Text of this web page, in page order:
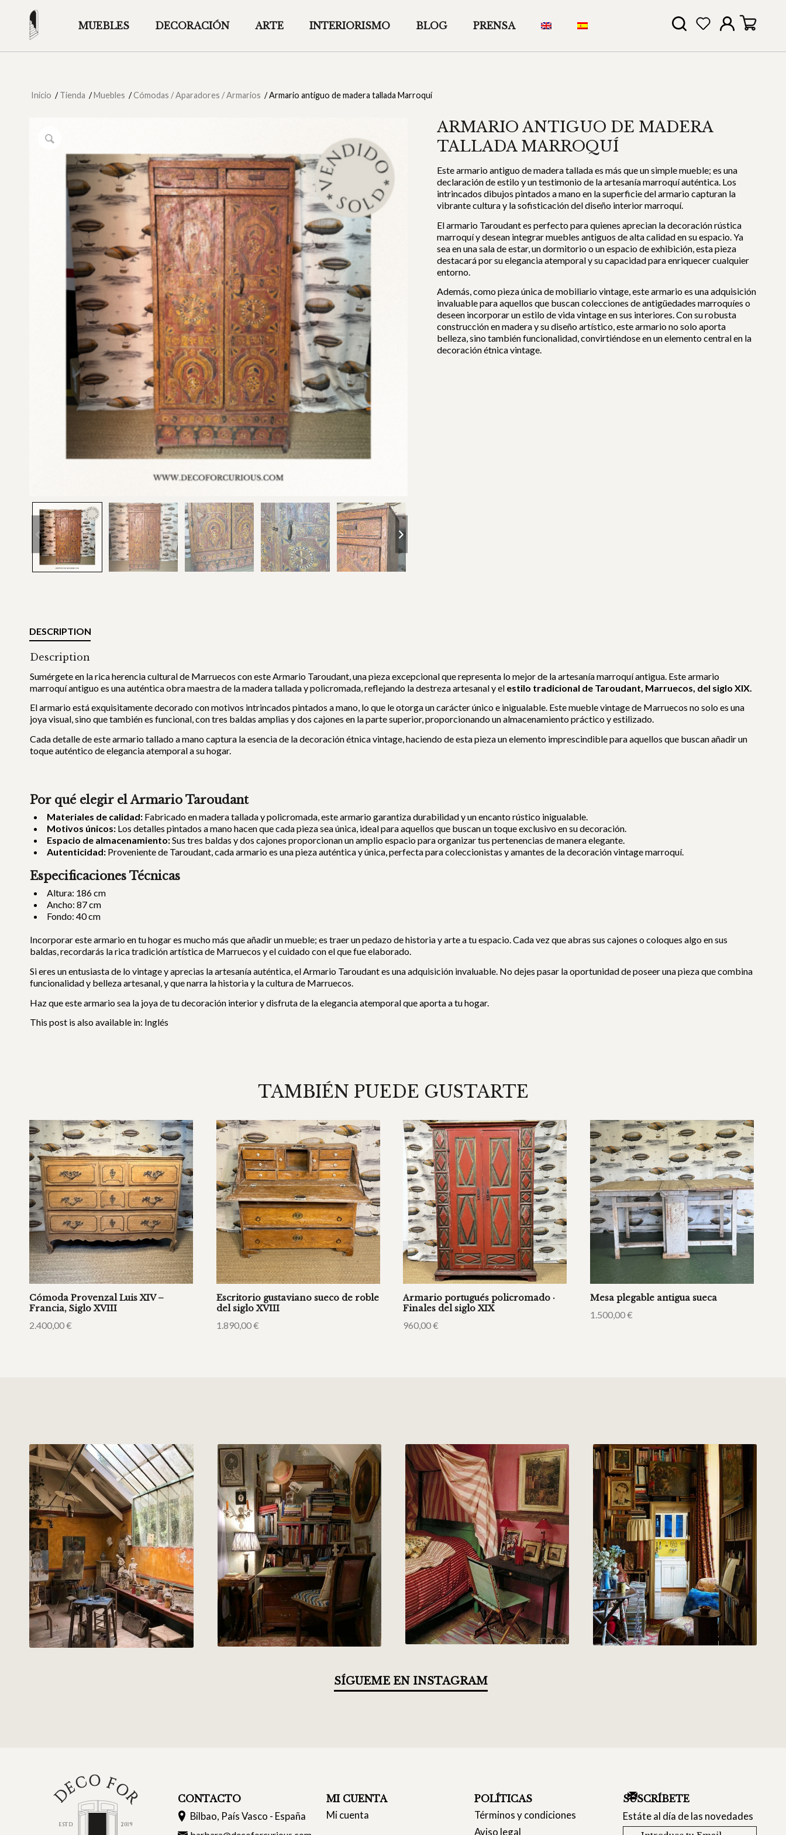
MUEBLES DECORACIÓN ARTE INTERIORISMO BLOG PRENSA
Inicio / Tienda /Muebles /Cómodas / Aparadores / Armarios /Armario antiguo de madera tallada Marroquí
ARMARIO ANTIGUO DE MADERA
TALLADA MARROQUÍ
Este armario antiguo de madera tallada es más que un simple mueble; es una
declaración de estilo y un testimonio de la artesanía marroquí auténtica. Los
intrincados dibujos pintados a mano en la superficie del armario capturan la
vibrante cultura y la sofisticación del diseño interior marroquí.
El armario Taroudant es perfecto para quienes aprecian la decoración rústica
marroquí y desean integrar muebles antiguos de alta calidad en su espacio. Ya
sea en una sala de estar, un dormitorio o un espacio de exhibición, esta pieza
destacará por su elegancia atemporal y su capacidad para enriquecer cualquier
entorno.
Además, como pieza única de mobiliario vintage, este armario es una adquisición
invaluable para aquellos que buscan colecciones de antigüedades marroquíes o
deseen incorporar un estilo de vida vintage en sus interiores. Con su robusta
construcción en madera y su diseño artístico, este armario no solo aporta
belleza, sino también funcionalidad, convirtiéndose en un elemento central en la
decoración étnica vintage.
DESCRIPTION
Description
Sumérgete en la rica herencia cultural de Marruecos con este Armario Taroudant, una pieza excepcional que representa lo mejor de la artesanía marroquí antigua. Este armario
marroquí antiguo es una auténtica obra maestra de la madera tallada y policromada, reflejando la destreza artesanal y el estilo tradicional de Taroudant, Marruecos, del siglo XIX.
El armario está exquisitamente decorado con motivos intrincados pintados a mano, lo que le otorga un carácter único e inigualable. Este mueble vintage de Marruecos no solo es una
joya visual, sino que también es funcional, con tres baldas amplias y dos cajones en la parte superior, proporcionando un almacenamiento práctico y estilizado.
Cada detalle de este armario tallado a mano captura la esencia de la decoración étnica vintage, haciendo de esta pieza un elemento imprescindible para aquellos que buscan añadir un
toque auténtico de elegancia atemporal a su hogar.
Por qué elegir el Armario Taroudant
Materiales de calidad: Fabricado en madera tallada y policromada, este armario garantiza durabilidad y un encanto rústico inigualable.
Motivos únicos: Los detalles pintados a mano hacen que cada pieza sea única, ideal para aquellos que buscan un toque exclusivo en su decoración.
Espacio de almacenamiento:Sus tres baldas y dos cajones proporcionan un amplio espacio para organizar tus pertenencias de manera elegante.
Autenticidad: Proveniente de Taroudant, cada armario es una pieza auténtica y única, perfecta para coleccionistas y amantes de la decoración vintage marroquí.
Especificaciones Técnicas
Altura: 186 cm
Ancho: 87 cm
Fondo: 40 cm
Incorporar este armario en tu hogar es mucho más que añadir un mueble; es traer un pedazo de historia y arte a tu espacio. Cada vez que abras sus cajones o coloques algo en sus
baldas, recordarás la rica tradición artística de Marruecos y el cuidado con el que fue elaborado.
Si eres un entusiasta de lo vintage y aprecias la artesanía auténtica, el Armario Taroudant es una adquisición invaluable. No dejes pasar la oportunidad de poseer una pieza que combina
funcionalidad y belleza artesanal, y que narra la historia y la cultura de Marruecos.
Haz que este armario sea la joya de tu decoración interior y disfruta de la elegancia atemporal que aporta a tu hogar.
This post is also available in: Inglés
TAMBIÉN PUEDE GUSTARTE
Cómoda Provenzal Luis XIV –
Francia, Siglo XVIII
2.400,00€
Escritorio gustaviano sueco de roble
del siglo XVIII
1.890,00€
Armario portugués policromado ·
Finales del siglo XIX
960,00€
Mesa plegable antigua sueca
1.500,00€
SÍGUEME EN INSTAGRAM
CONTACTO
Bilbao, País Vasco - España
MI CUENTA
Mi cuenta
POLÍTICAS
Términos y condiciones
Aviso legal
SUSCRÍBETE
Estáte al día de las novedades